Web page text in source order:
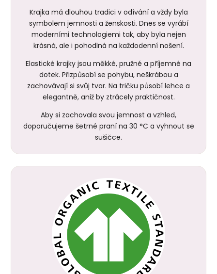
Krajka má dlouhou tradici v odívání a vždy byla
symbolem jemnosti a ženskosti. Dnes se vyrábí
moderními technologiemi tak, aby byla nejen
krásná, ale i pohodlná na každodenní nošení.
Elastické krajky jsou měkké, pružné a příjemné na
dotek. Přizpůsobí se pohybu, neškrábou a
zachovávají si svůj tvar. Na tričku působí lehce a
elegantně, aniž by ztrácely praktičnost.
Aby si zachovala svou jemnost a vzhled,
doporučujeme šetrné praní na 30 °C a vyhnout se
sušičce.